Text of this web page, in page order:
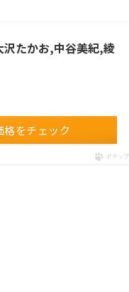
たかお,中谷美紀,綾
をチェック
ポチップ